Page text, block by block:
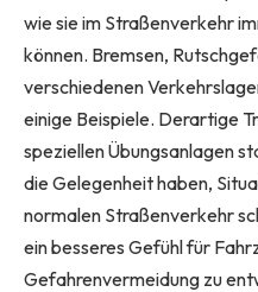
wie sie im Straßenverkehr
können. Bremsen,
verschiedenen
einige Beispiele. Derartige
speziellen Übungsanlagen
die Gelegenheit haben,
normalen Straßenverkehr
ein besseres Gefühl für
Gefahrenvermeidung zu